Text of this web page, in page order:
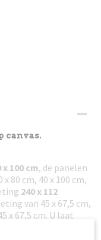
canvas.
x 100 cm, de panelen
80 cm, 40 x 100 cm,
240 x 112
van 45 x 67,5 cm,
x 67,5 cm. U laat